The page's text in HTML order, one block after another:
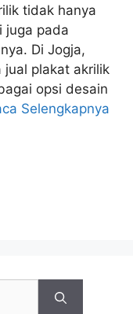
tidak hanya
juga pada
Di Jogja,
plakat akrilik
opsi desain
Selengkapnya